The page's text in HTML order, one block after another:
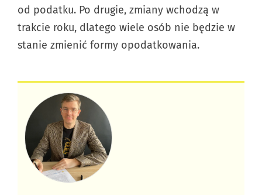
od podatku. Po drugie, zmiany wchodzą w
trakcie roku, dlatego wiele osób nie będzie w
stanie zmienić formy opodatkowania.